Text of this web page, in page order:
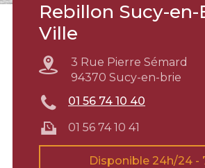
Rebillon Sucy-en-
Ville
3 Rue Pierre Sémard
94370 Sucy-en-brie
01 56 74 10 40
01 56 74 10 41
Disponible 24h/24 -